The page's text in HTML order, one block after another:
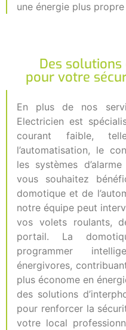
une énergie plus
Des
pour votre
En plus de nos
Electricien est
courant faible,
l’automatisation, le
les systèmes
vous souhaitez
domotique et de
notre équipe peut
vos volets roulants,
portail. La
programmer
énergivores,
plus économe en
des solutions
pour renforcer la
votre local